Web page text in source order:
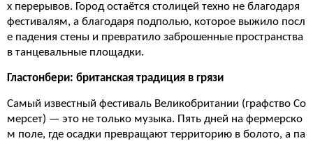
х перерывов. Город остаётся столицей техно не благодаря
фестивалям, а благодаря подполью, которое выжило посл
е падения стены и превратило заброшенные пространства
в танцевальные площадки.
Гластонбери: британская традиция в грязи
Самый известный фестиваль Великобритании (графство Со
мерсет) — это не только музыка. Пять дней на фермерско
м поле, где осадки превращают территорию в болото, а па